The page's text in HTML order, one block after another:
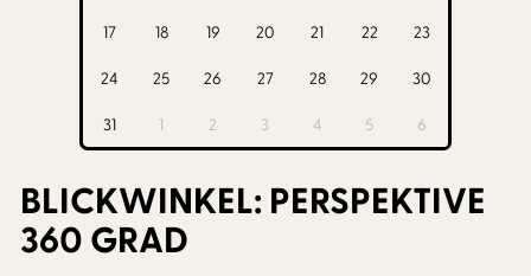
17 18 19 20 21 22 23
24 25 26 27 28 29 30
31 1 2 3 4 5 6
BLICKWINKEL: PERSPEKTIVE
360 GRAD